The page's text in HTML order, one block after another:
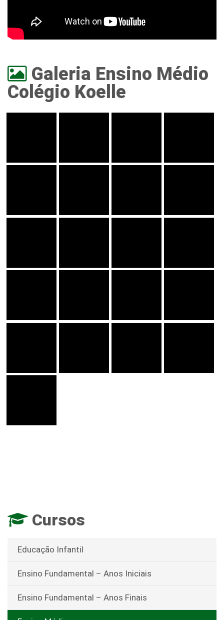
Galeria Ensino Médio
Colégio Koelle
Cursos
Educação Infantil
Ensino Fundamental – Anos Iniciais
Ensino Fundamental – Anos Finais